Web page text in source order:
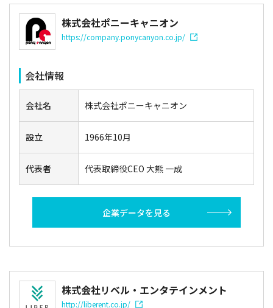
株式会社ポニーキャニオン
https://company.ponycanyon.co.jp/
会社情報
会社名 株式会社ポニーキャニオン
設立 1966年10月
代表者 代表取締役CEO 大熊 一成
企業データを見る
株式会社リベル・エンタテインメント
http://liberent.co.jp/